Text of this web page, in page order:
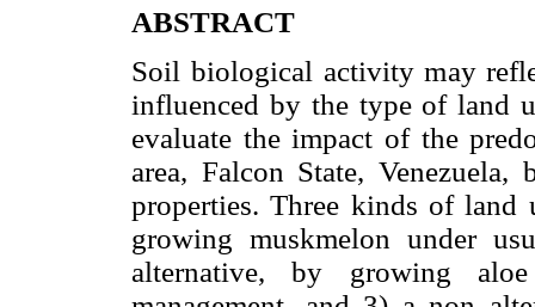
ABSTRACT
Soil biological activity may
influenced by the type of land
evaluate the impact of the
area, Falcon State,
properties. Three kinds of land
growing muskmelon under
alternative, by growing